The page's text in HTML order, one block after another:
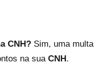
CNH? Sim, uma multa
na sua CNH .